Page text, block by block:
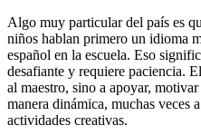
Algo muy particular del país es
niños hablan primero un idioma
español en la escuela. Eso
desafiante y requiere paciencia.
al maestro, sino a apoyar,
manera dinámica, muchas veces
actividades creativas.